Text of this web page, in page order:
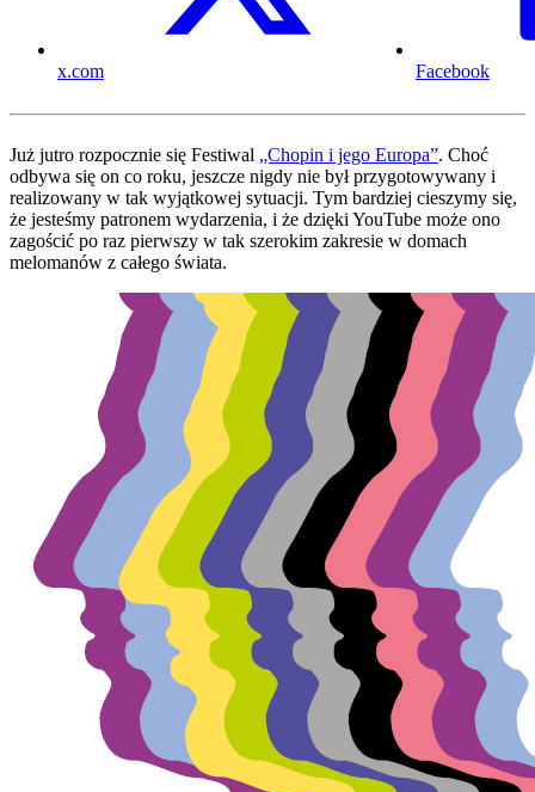
x.com Facebook
Już jutro rozpocznie się Festiwal „Chopin i jego Europa”. Choć
odbywa się on co roku, jeszcze nigdy nie był przygotowywany i
realizowany w tak wyjątkowej sytuacji. Tym bardziej cieszymy się,
że jesteśmy patronem wydarzenia, i że dzięki YouTube może ono
zagościć po raz pierwszy w tak szerokim zakresie w domach
melomanów z całego świata.